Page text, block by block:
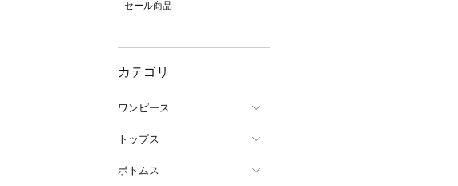
セール商品
カテゴリ
ワンピース
トップス
ボトムス